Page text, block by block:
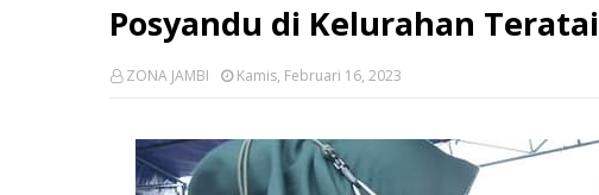
Posyandu di Kelurahan Teratai
ZONA JAMBI Kamis, Februari 16, 2023